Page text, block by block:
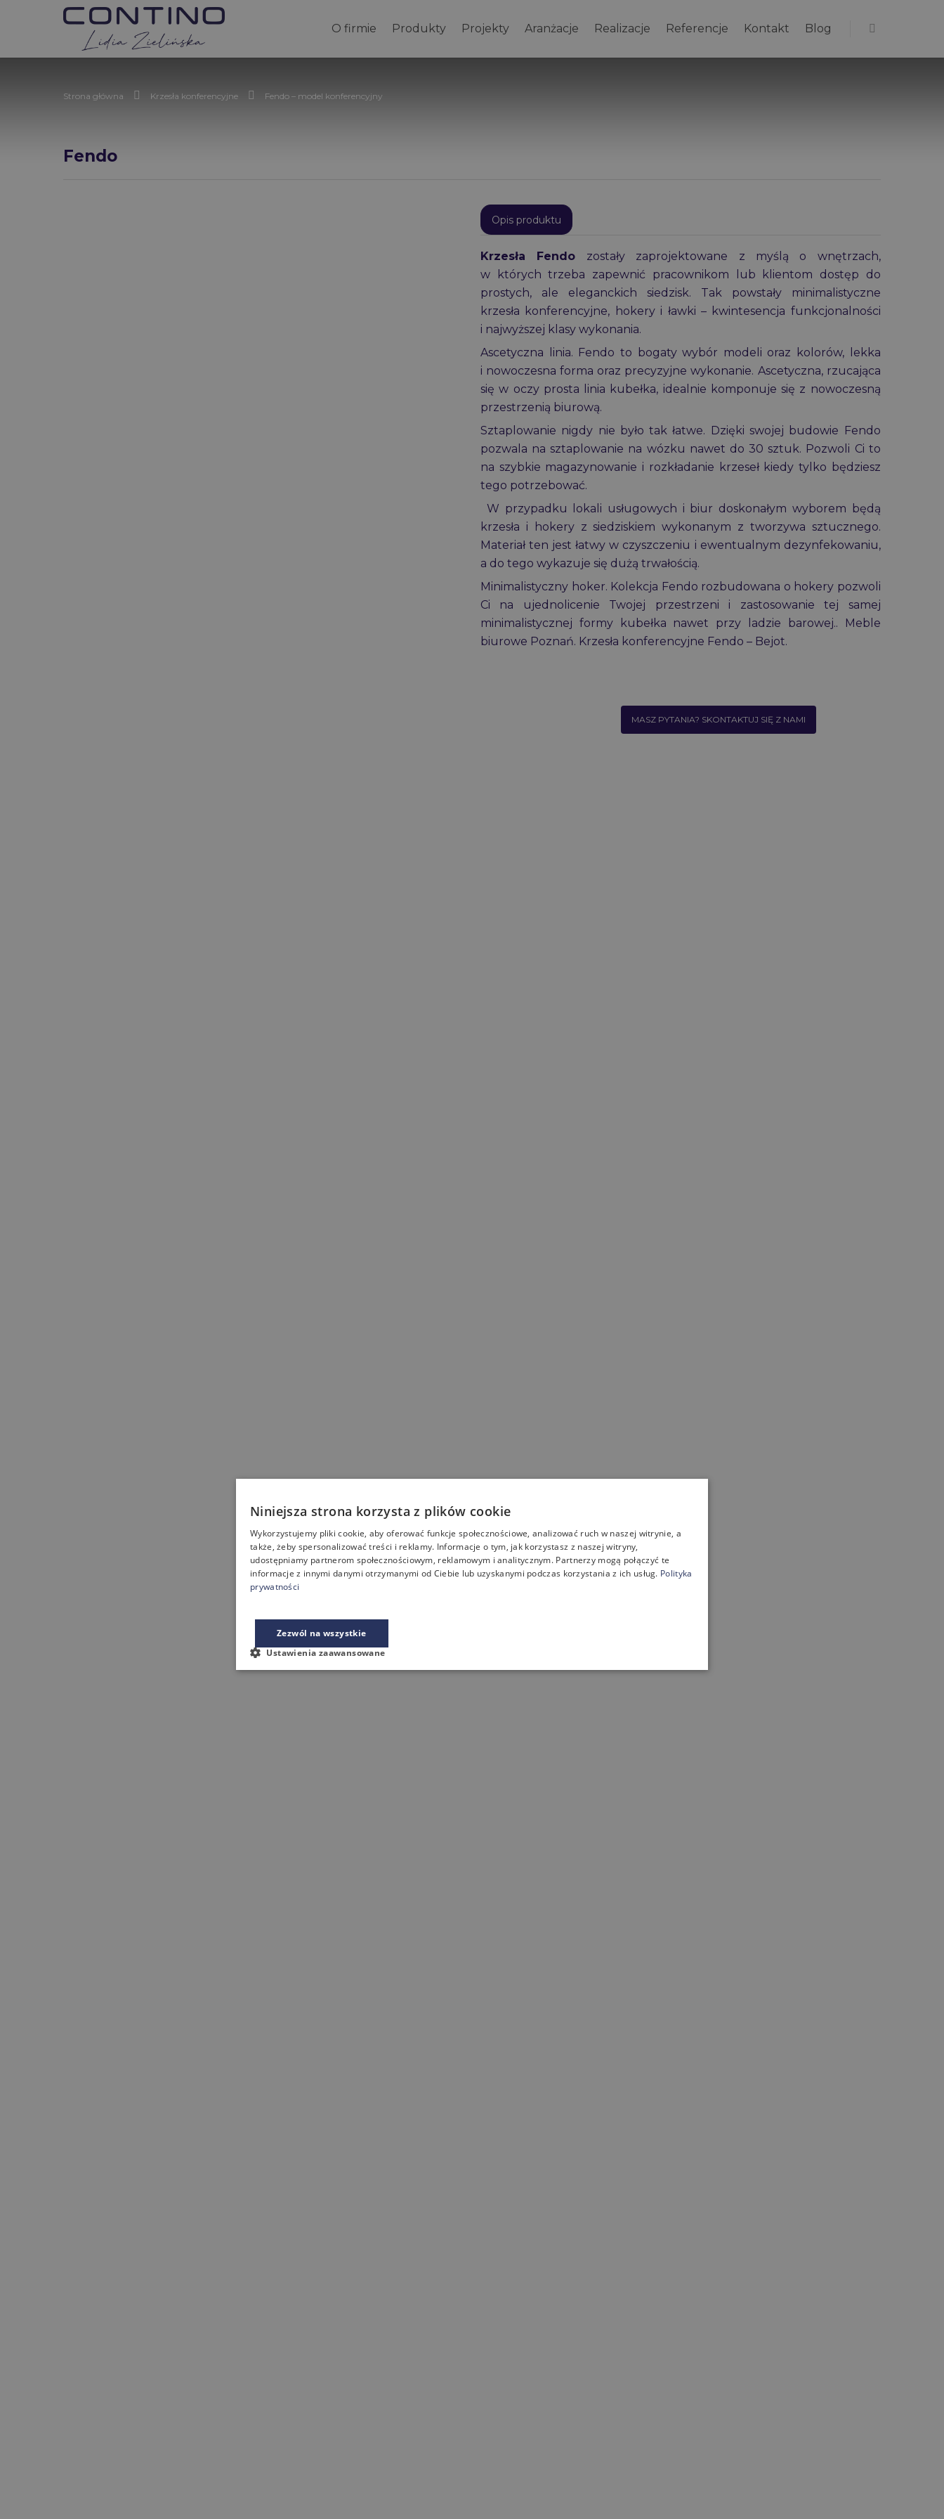
O firmie Produkty Projekty Aranżacje Realizacje Referencje Kontakt Blog
Strona główna Krzesła konferencyjne Fendo – model konferencyjny
Fendo
Opis produktu
Krzesła Fendo zostały zaprojektowane z myślą o wnętrzach,
w których trzeba zapewnić pracownikom lub klientom dostęp do
prostych, ale eleganckich siedzisk. Tak powstały minimalistyczne
krzesła konferencyjne, hokery i ławki – kwintesencja funkcjonalności
i najwyższej klasy wykonania.
Ascetyczna linia. Fendo to bogaty wybór modeli oraz kolorów, lekka
i nowoczesna forma oraz precyzyjne wykonanie. Ascetyczna, rzucająca
się w oczy prosta linia kubełka, idealnie komponuje się z nowoczesną
przestrzenią biurową.
Sztaplowanie nigdy nie było tak łatwe. Dzięki swojej budowie Fendo
pozwala na sztaplowanie na wózku nawet do 30 sztuk. Pozwoli Ci to
na szybkie magazynowanie i rozkładanie krzeseł kiedy tylko będziesz
tego potrzebować.
W przypadku lokali usługowych i biur doskonałym wyborem będą
krzesła i hokery z siedziskiem wykonanym z tworzywa sztucznego.
Materiał ten jest łatwy w czyszczeniu i ewentualnym dezynfekowaniu,
a do tego wykazuje się dużą trwałością.
Minimalistyczny hoker. Kolekcja Fendo rozbudowana o hokery pozwoli
Ci na ujednolicenie Twojej przestrzeni i zastosowanie tej samej
minimalistycznej formy kubełka nawet przy ladzie barowej.. Meble
biurowe Poznań. Krzesła konferencyjne Fendo – Bejot.
MASZ PYTANIA? SKONTAKTUJ SIĘ Z NAMI
Niniejsza strona korzysta z plików cookie
Wykorzystujemy pliki cookie, aby oferować funkcje społecznościowe, analizować ruch w naszej witrynie, a
także, żeby spersonalizować treści i reklamy. Informacje o tym, jak korzystasz z naszej witryny,
udostępniamy partnerom społecznościowym, reklamowym i analitycznym. Partnerzy mogą połączyć te
informacje z innymi danymi otrzymanymi od Ciebie lub uzyskanymi podczas korzystania z ich usług. Polityka
prywatności
Zezwól na wszystkie
Ustawienia zaawansowane